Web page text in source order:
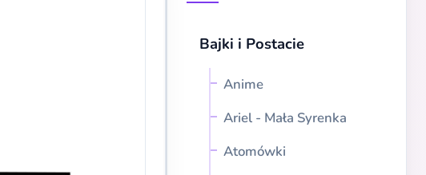
Bajki i Postacie
Anime
Ariel - Mała Syrenka
Atomówki